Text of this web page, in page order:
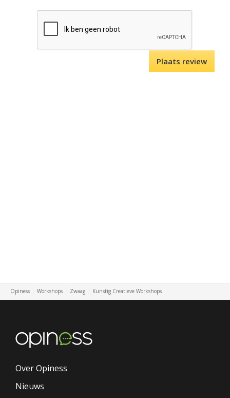
Opiness Workshops Zwaag Kunstig Creatieve Workshops
Over Opiness
Nieuws